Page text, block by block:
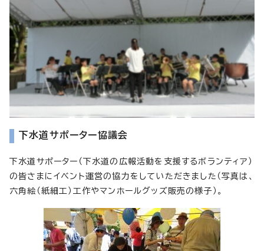
下水道サポーター協議会
下水道サポーター（下水道の広報活動を支援するボランティア）
の皆さまにイべント運営の協力をしていただきました（写真は、
六角絵（紙細工）工作やマンホールグッズ販売の様子）。